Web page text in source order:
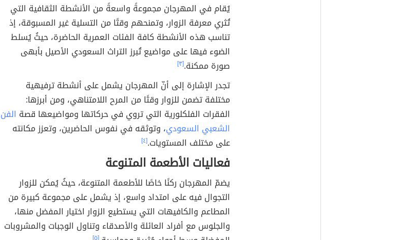
يُقام في المهرجان مجموعةً واسعةً من الأنشطة الثقافية التي
تُثري معرفة الزوار، وتمنحهم وقتًا من التسلية غير المسبوقة، إذ
تناسب هذه الأنشطة كافة الفئات العمرية الحاضرة، حيثُ يُسلط
الضوء فيها على مواضيع تُبرز التراث السعودي الأصيل بأبهى
صورة ممكنة.[٣]
تجدر الإشارة إلى أنّ المهرجان يشمل على أنشطة ترفيهية
مختلفة تضمن للزوار وقتًا من المرح اللامتناهي، ومن أبرزها:
الفقرات الفلكلورية التي تروي في حركاتها ومواضيعها قصة الفن
الشعبي السعودي، وتوثقه في نفوس الحاضرين، وتعزز مكانته
على مختلف المستويات.[٤]
فعاليات الأطعمة المتنوعة
يضمّ المهرجان ركنًا خاصًا للأطعمة المتنوعة، حيثُ يُمكن للزوار
التجوال فيه على امتداد واسع، إذ يشمل على مجموعة كبيرة من
المطاعم والكافيهات التي يستطيع الزوار اختيار المفضل منها،
والجلوس مع أفراد العائلة والأصدقاء وتناول الوجبات والمشروبات